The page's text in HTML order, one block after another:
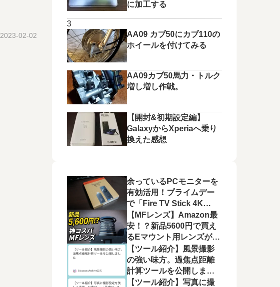
2023-02-02
に加工する
AA09 カブ50にカブ110の
ホイールを付けてみる
AA09カブ50馬力・トルク
増し増し作戦。
【開封&初期設定編】
GalaxyからXperiaへ乗り
換えた感想
余っているPCモニターを
有効活用！プライムデー
で「Fire TV Stick 4K
Plus」を選んだ理由と、
モニター運用の注意点
【MFレンズ】Amazon最
安！？新品5600円で買え
るEマウント用レンズが良
かった【Pixco 25mm
F1.8 HD.MC】
【ツール紹介】風景撮影
の強い味方。過焦点距離
計算ツールを公開しまし
た
【ツール紹介】写真に撮